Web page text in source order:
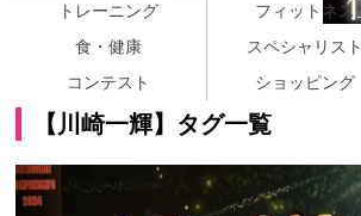
トレーニング
フィットネス
食・健康
スペシャリスト
コンテスト
ショッピング
【川崎一輝】タグ一覧